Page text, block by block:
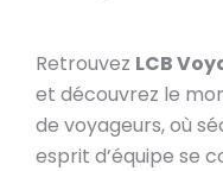
Retrouvez LCB
et découvrez le
de voyageurs, où
esprit d’équipe se